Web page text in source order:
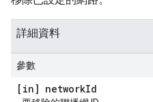
詳細資料
參數
[in] networkId